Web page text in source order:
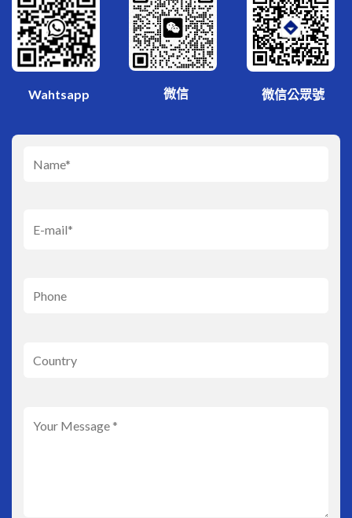
Wahtsapp 微信 微信公眾號